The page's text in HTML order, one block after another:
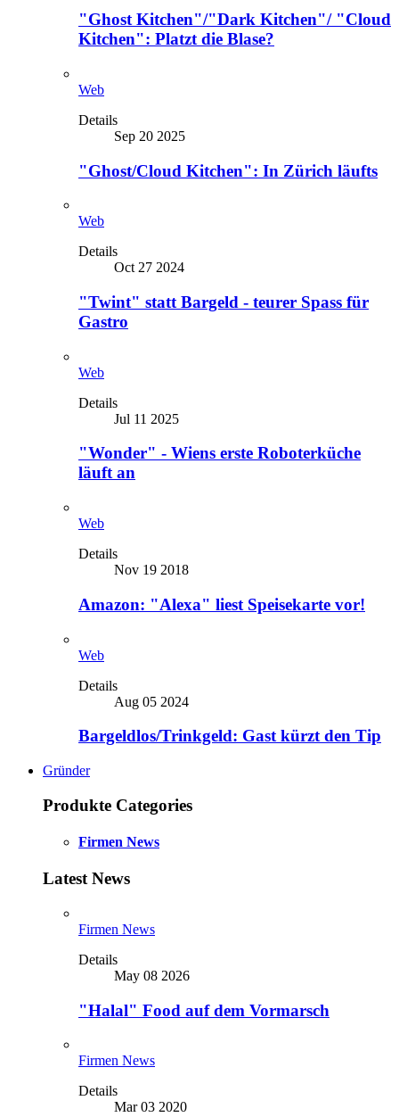
"Ghost Kitchen"/"Dark Kitchen"/ "Cloud
Kitchen": Platzt die Blase?
Web
Details
Sep 20 2025
"Ghost/Cloud Kitchen": In Zürich läufts
Web
Details
Oct 27 2024
"Twint" statt Bargeld - teurer Spass für
Gastro
Web
Details
Jul 11 2025
"Wonder" - Wiens erste Roboterküche
läuft an
Web
Details
Nov 19 2018
Amazon: "Alexa" liest Speisekarte vor!
Web
Details
Aug 05 2024
Bargeldlos/Trinkgeld: Gast kürzt den Tip
Gründer
Produkte Categories
Firmen News
Latest News
Firmen News
Details
May 08 2026
"Halal" Food auf dem Vormarsch
Firmen News
Details
Mar 03 2020